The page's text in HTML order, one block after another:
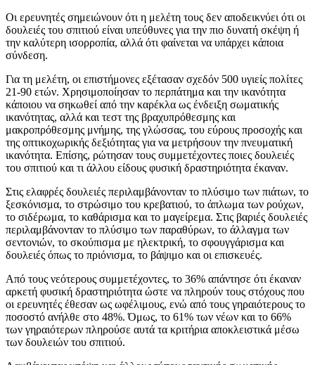
Οι ερευνητές σημειώνουν ότι η μελέτη τους δεν αποδεικνύει ότι οι
δουλειές του σπιτιού είναι υπεύθυνες για την πιο δυνατή σκέψη ή
την καλύτερη ισορροπία, αλλά ότι φαίνεται να υπάρχει κάποια
σύνδεση.
Για τη μελέτη, οι επιστήμονες εξέτασαν σχεδόν 500 υγιείς πολίτες
21-90 ετών. Χρησιμοποίησαν το περπάτημα και την ικανότητα
κάποιου να σηκωθεί από την καρέκλα ως ένδειξη σωματικής
ικανότητας, αλλά και τεστ της βραχυπρόθεσμης και
μακροπρόθεσμης μνήμης, της γλώσσας, του εύρους προσοχής και
της οπτικοχωρικής δεξιότητας για να μετρήσουν την πνευματική
ικανότητα. Επίσης, ρώτησαν τους συμμετέχοντες ποιες δουλειές
του σπιτιού και τι άλλου είδους φυσική δραστηριότητα έκαναν.
Στις ελαφρές δουλειές περιλαμβάνονταν το πλύσιμο των πιάτων, το
ξεσκόνισμα, το στρώσιμο του κρεβατιού, το άπλωμα των ρούχων,
το σιδέρωμα, το καθάρισμα και το μαγείρεμα. Στις βαριές δουλειές
περιλαμβάνονταν το πλύσιμο των παραθύρων, το άλλαγμα των
σεντονιών, το σκούπισμα με ηλεκτρική, το σφουγγάρισμα και
δουλειές όπως το πριόνισμα, το βάψιμο και οι επισκευές.
Από τους νεότερους συμμετέχοντες, το 36% απάντησε ότι έκαναν
αρκετή φυσική δραστηριότητα ώστε να πληρούν τους στόχους που
οι ερευνητές έθεσαν ως ωφέλιμους, ενώ από τους γηραιότερους το
ποσοστό ανήλθε στο 48%. Όμως, το 61% των νέων και το 66%
των γηραιότερων πληρούσε αυτά τα κριτήρια αποκλειστικά μέσω
των δουλειών του σπιτιού.